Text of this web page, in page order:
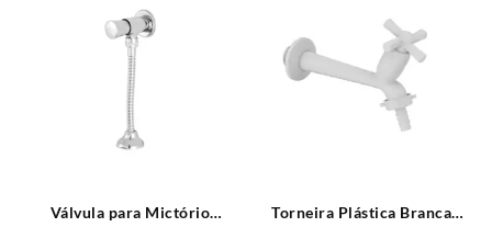
Válvula para Mictório
Torneira Plástica Branca